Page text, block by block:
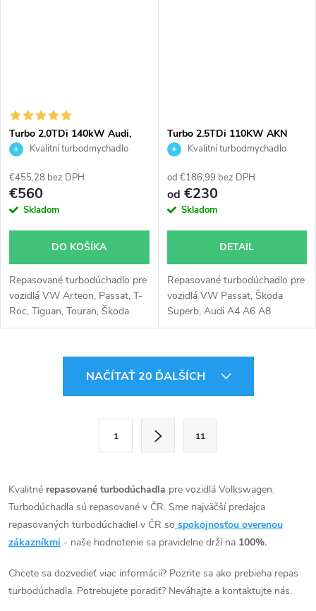
Turbo 2.0TDi 140kW Audi,
VW, Seat, Škoda KKK
Kvalitní turbodmychadlo
€455,28 bez DPH
€560
Skladom
DO KOŠÍKA
Repasované turbodúchadlo pre
vozidlá VW Arteon, Passat, T-
Roc, Tiguan, Touran, Škoda
Superb, Kodiaq, Karoq, Audi
Turbo 2.5TDi 110KW AKN
AFB A4 A6 A8 Passat Garrett
Kvalitní turbodmychadlo
od €186,99 bez DPH
od €230
Skladom
DETAIL
Repasované turbodúchadlo pre
vozidlá VW Passat, Škoda
Superb, Audi A4 A6 A8
2.5TDi 2,5TDi 110KW AKN
d
a
c
i
e
NAČÍTAŤ 20 ĎALŠÍCH
á
n
k
o
v
a
1 11
Kvalitné repasované turbodúchadla pre vozidlá Volkswagen.
Turbodúchadla sú repasované v ČR. Sme najväčší predajca
repasovaných turbodúchadiel v ČR so spokojnosťou overenou
zákazníkmi - naše hodnotenie sa pravidelne drží na 100%.
Chcete sa dozvedieť viac informácii? Pozrite sa ako prebieha repas
turbodúchadla. Potrebujete poradiť? Neváhajte a kontaktujte nás.